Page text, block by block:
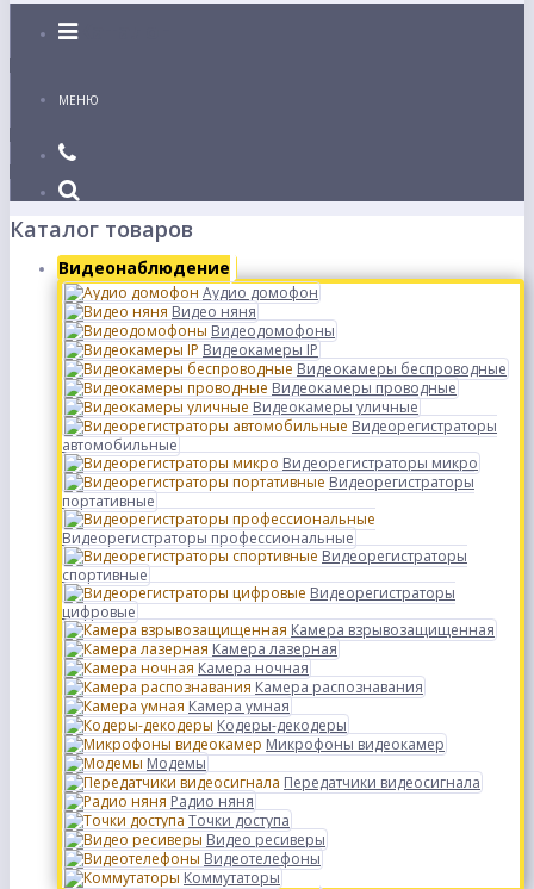
Каталог
МЕНЮ
Каталог товаров
Видеонаблюдение
Аудио домофон
Видео няня
Видеодомофоны
Видеокамеры IP
Видеокамеры беспроводные
Видеокамеры проводные
Видеокамеры уличные
Видеорегистраторы
автомобильные
Видеорегистраторы микро
Видеорегистраторы
портативные
Видеорегистраторы профессиональные
Видеорегистраторы
спортивные
Видеорегистраторы
цифровые
Камера взрывозащищенная
Камера лазерная
Камера ночная
Камера распознавания
Камера умная
Кодеры-декодеры
Микрофоны видеокамер
Модемы
Передатчики видеосигнала
Радио няня
Точки доступа
Видео ресиверы
Видеотелефоны
Коммутаторы